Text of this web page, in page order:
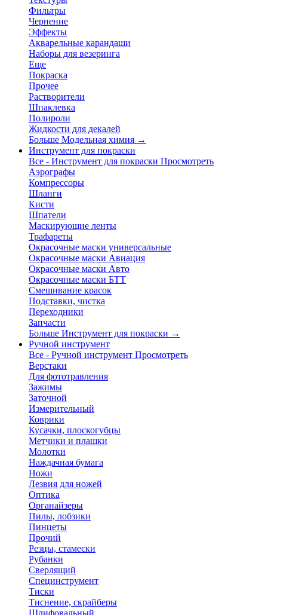
Фильтры
Чернение
Эффекты
Акварельные карандаши
Наборы для везеринга
Еще
Покраска
Прочее
Растворители
Шпаклевка
Полироли
Жидкости для декалей
Больше Модельная химия →
Инструмент для покраски
Все - Инструмент для покраски Просмотреть
Аэрографы
Компрессоры
Шланги
Кисти
Шпатели
Маскирующие ленты
Трафареты
Окрасочные маски универсальные
Окрасочные маски Авиация
Окрасочные маски Авто
Окрасочные маски БТТ
Смешивание красок
Подставки, чистка
Переходники
Запчасти
Больше Инструмент для покраски →
Ручной инструмент
Все - Ручной инструмент Просмотреть
Верстаки
Для фототравления
Зажимы
Заточной
Измерительный
Коврики
Кусачки, плоскогубцы
Метчики и плашки
Молотки
Наждачная бумага
Ножи
Лезвия для ножей
Оптика
Органайзеры
Пилы, лобзики
Пинцеты
Прочий
Резцы, стамески
Рубанки
Сверлящий
Специнструмент
Тиски
Тиснение, скрайберы
Шлифовальный